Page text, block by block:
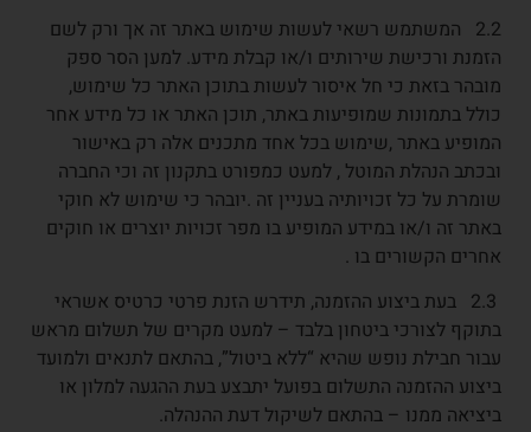
2.2 המשתמש רשאי לעשות שימוש באתר זה אך ורק לשם
הזמנת ורכישת שירותים ו/או קבלת מידע. למען הסר ספק
מובהר בזאת כי חל איסור לעשות בתוכן האתר כל שימוש,
כולל בתמונות שמופיעות באתר, תוכן האתר או כל מידע אחר
המופיע באתר ,שימוש בכל אחד מתכנים אלה רק באישור
ובכתב הנהלת המוטל , למעט כמפורט בתקנון זה וכי החברה
שומרת על כל זכויותיה בעניין זה .יובהר כי שימוש לא חוקי
באתר זה ו/או במידע המופיע בו מפר זכויות יוצרים או חוקים
אחרים הקשורים בו .
2.3 בעת ביצוע ההזמנה, תידרש הזנת פרטי כרטיס אשראי
בתוקף לצורכי ביטחון בלבד – למעט מקרים של תשלום מראש
עבור חבילת נופש שהיא “ללא ביטול”, בהתאם לתנאים ולמועד
ביצוע ההזמנה התשלום בפועל יתבצע בעת ההגעה למלון או
ביציאה ממנו – בהתאם לשיקול דעת ההנהלה.